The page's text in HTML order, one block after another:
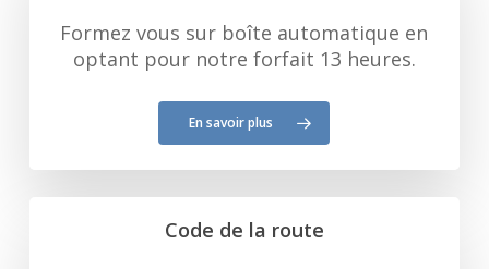
Formez vous sur boîte automatique en
optant pour notre forfait 13 heures.
En savoir plus
Code de la route